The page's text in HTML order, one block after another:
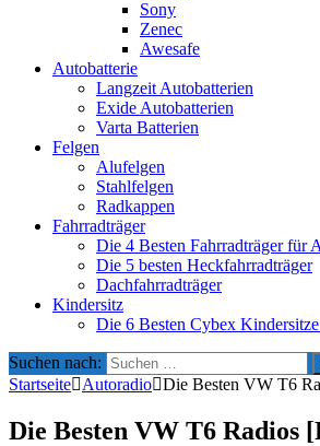
Sony
Zenec
Awesafe
Autobatterie
Langzeit Autobatterien
Exide Autobatterien
Varta Batterien
Felgen
Alufelgen
Stahlfelgen
Radkappen
Fahrradträger
Die 4 Besten Fahrradträger für
Die 5 besten Heckfahrradträger
Dachfahrradträger
Kindersitz
Die 6 Besten Cybex
Suchen nach:
Startseite
Autoradio Die Besten VW T6
Die Besten VW T6 Radios